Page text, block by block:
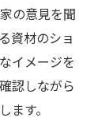
の意見を聞
資材のショ
イメージを
認しながら
す。